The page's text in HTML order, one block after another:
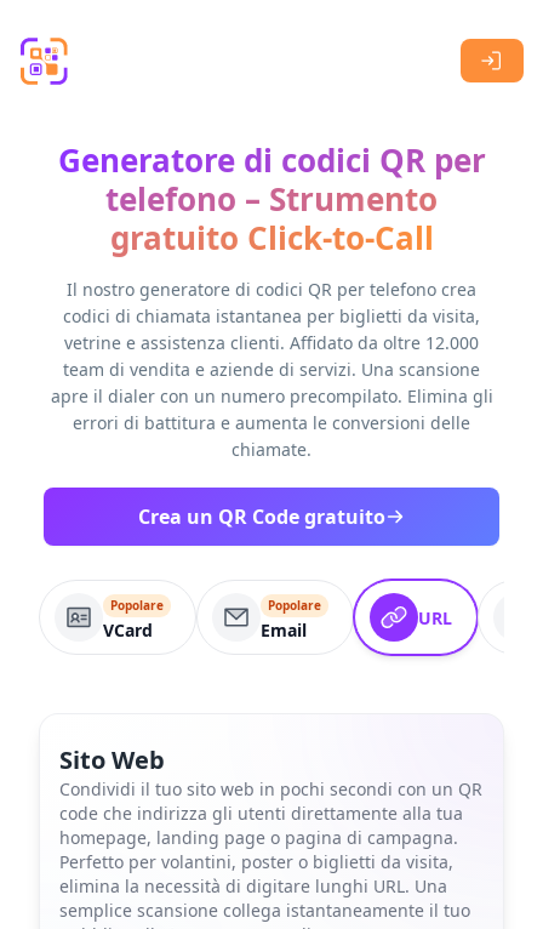
Generatore di codici QR per
telefono – Strumento
gratuito Click-to-Call
Il nostro generatore di codici QR per telefono crea
codici di chiamata istantanea per biglietti da visita,
vetrine e assistenza clienti. Affidato da oltre 12.000
team di vendita e aziende di servizi. Una scansione
apre il dialer con un numero precompilato. Elimina gli
errori di battitura e aumenta le conversioni delle
chiamate.
Crea un QR Code gratuito
Popolare
VCard
Popolare
Email
URL
Sito Web
Condividi il tuo sito web in pochi secondi con un QR
code che indirizza gli utenti direttamente alla tua
homepage, landing page o pagina di campagna.
Perfetto per volantini, poster o biglietti da visita,
elimina la necessità di digitare lunghi URL. Una
semplice scansione collega istantaneamente il tuo